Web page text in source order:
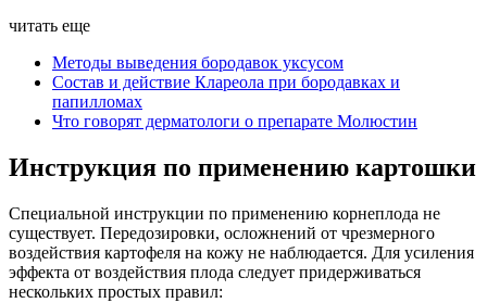
читать еще
Методы выведения бородавок уксусом
Состав и действие Клареола при бородавках и
папилломах
Что говорят дерматологи о препарате Молюстин
Инструкция по применению картошки
Специальной инструкции по применению корнеплода не
существует. Передозировки, осложнений от чрезмерного
воздействия картофеля на кожу не наблюдается. Для усиления
эффекта от воздействия плода следует придерживаться
нескольких простых правил: